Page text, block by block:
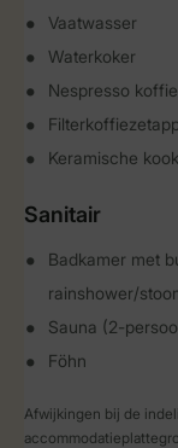
Vaatwasser
Waterkoker
Nespresso
Keramische
Sanitair
Badkamer met
rainshower/
Sauna (2-
Föhn
Afwijkingen bij de